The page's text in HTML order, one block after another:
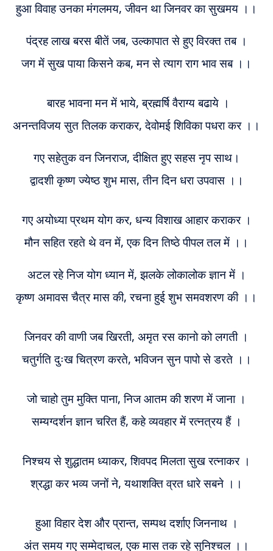
हुआ विवाह उनका मंगलमय, जीवन था जिनवर का सुखमय ।।
पंद्रह लाख बरस बीतें जब, उल्कापात से हुए विरक्त तब ।
जग में सुख पाया किसने कब, मन से त्याग राग भाव सब ।।
बारह भावना मन में भाये, ब्रह्मर्षि वैराग्य बढाये ।
अनन्तविजय सुत तिलक कराकर, देवोमई शिविका पधरा कर ।।
गए सहेतुक वन जिनराज, दीक्षित हुए सहस नृप साथ।
द्वादशी कृष्ण ज्येष्ठ शुभ मास, तीन दिन धरा उपवास ।।
गए अयोध्या प्रथम योग कर, धन्य विशाख आहार कराकर ।
मौन सहित रहते थे वन में, एक दिन तिष्ठे पीपल तल में ।।
अटल रहे निज योग ध्यान में, झलके लोकालोक ज्ञान में ।
कृष्ण अमावस चैत्र मास की, रचना हुई शुभ समवशरण की ।।
जिनवर की वाणी जब खिरती, अमृतरस कानो को लगती ।
चतुर्गति दुःख चित्रण करते, भविजन सुन पापो से डरते ।।
जो चाहो तुम मुक्ति पाना, निज आतम की शरण में जाना ।
सम्यग्दर्शन ज्ञान चरित हैं, कहे व्यवहार में रत्नत्रय हैं ।
निश्चय से शुद्धातम ध्याकर, शिवपद मिलता सुख रत्नाकर ।
श्रद्धा कर भव्य जनों ने, यथाशक्ति व्रत धारे सबने ।।
हुआ विहार देश और प्रान्त, सम्पथ दर्शाए जिननाथ ।
अंत समय गए सम्मेदाचल, एक मास तक रहे सुनिश्चल ।।